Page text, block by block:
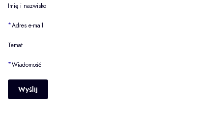
Imię i nazwisko
*Adres e-mail
Temat
*Wiadomość
Wyślij